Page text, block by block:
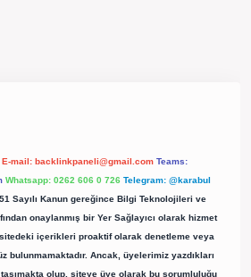
E-mail: backlinkpaneli@gmail.com Teams:
Whatsapp: 0262 606 0 726 Telegram: @karabul
Sayılı Kanun gereğince Bilgi Teknolojileri ve
onaylanmış bir Yer Sağlayıcı olarak hizmet
içerikleri proaktif olarak denetleme veya
bulunmamaktadır. Ancak, üyelerimiz yazdıkları
olup, siteye üye olarak bu sorumluluğu